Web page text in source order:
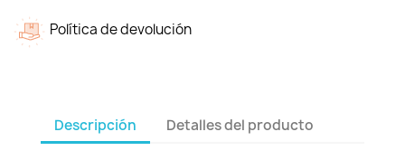
Política de devolución
Descripción Detalles del producto